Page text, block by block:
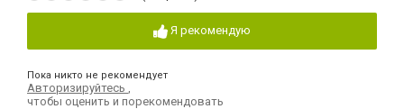
Я рекомендую
Пока никто не рекомендует
Авторизируйтесь
чтобы оценить и порекомендовать